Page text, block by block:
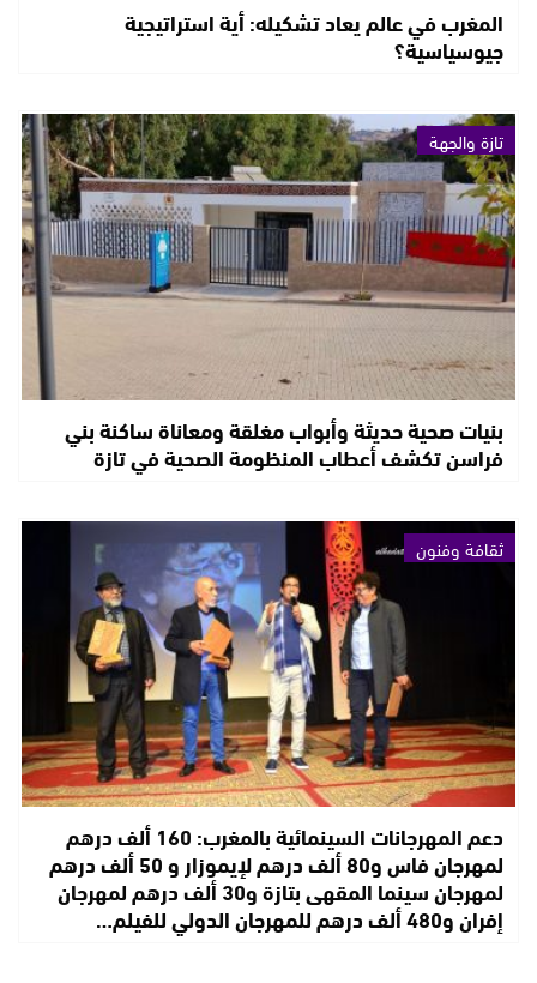
المغرب في عالم يعاد تشكيله: أية استراتيجية
جيوسياسية؟
تازة والجهة
بنيات صحية حديثة وأبواب مغلقة ومعاناة ساكنة بني
فراسن تكشف أعطاب المنظومة الصحية في تازة
ثقافة وفنون
دعم المهرجانات السينمائية بالمغرب: 160 ألف درهم
لمهرجان فاس و80 ألف درهم لإيموزار و 50 ألف درهم
لمهرجان سينما المقهى بتازة و30 ألف درهم لمهرجان
إفران و480 ألف درهم للمهرجان الدولي للفيلم…